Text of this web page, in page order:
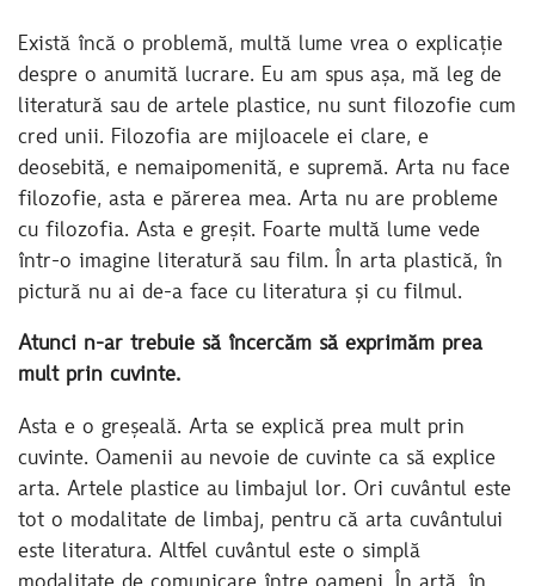
Există încă o problemă, multă lume vrea o explicație
despre o anumită lucrare. Eu am spus așa, mă leg de
literatură sau de artele plastice, nu sunt filozofie cum
cred unii. Filozofia are mijloacele ei clare, e
deosebită, e nemaipomenită, e supremă. Arta nu face
filozofie, asta e părerea mea. Arta nu are probleme
cu filozofia. Asta e greșit. Foarte multă lume vede
într-o imagine literatură sau film. În arta plastică, în
pictură nu ai de-a face cu literatura și cu filmul.
Atunci n-ar trebuie să încercăm să exprimăm prea
mult prin cuvinte.
Asta e o greșeală. Arta se explică prea mult prin
cuvinte. Oamenii au nevoie de cuvinte ca să explice
arta. Artele plastice au limbajul lor. Ori cuvântul este
tot o modalitate de limbaj, pentru că arta cuvântului
este literatura. Altfel cuvântul este o simplă